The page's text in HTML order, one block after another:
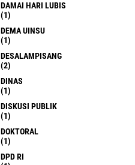
DAMAI HARI LUBIS
(1)
DEMA UINSU
(1)
DESALAMPISANG
(2)
DINAS
(1)
DISKUSI PUBLIK
(1)
DOKTORAL
(1)
DPD RI